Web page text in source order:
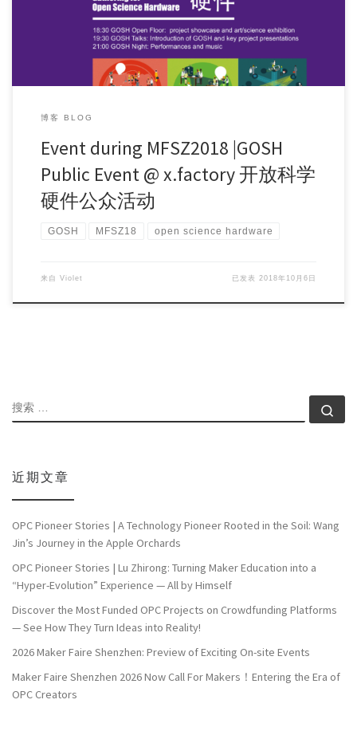
博客 BLOG
Event during MFSZ2018 |GOSH
Public Event @ x.factory 开放科学
硬件公众活动
GOSH MFSZ18 open science hardware
来自 Violet 已发表 2018年10月6日
搜索
近期文章
OPC Pioneer Stories | A Technology Pioneer Rooted in the Soil: Wang
Jin’s Journey in the Apple Orchards
OPC Pioneer Stories | Lu Zhirong: Turning Maker Education into a
“Hyper-Evolution” Experience — All by Himself
Discover the Most Funded OPC Projects on Crowdfunding Platforms
— See How They Turn Ideas into Reality!
2026 Maker Faire Shenzhen: Preview of Exciting On-site Events
Maker Faire Shenzhen 2026 Now Call For Makers！Entering the Era of
OPC Creators